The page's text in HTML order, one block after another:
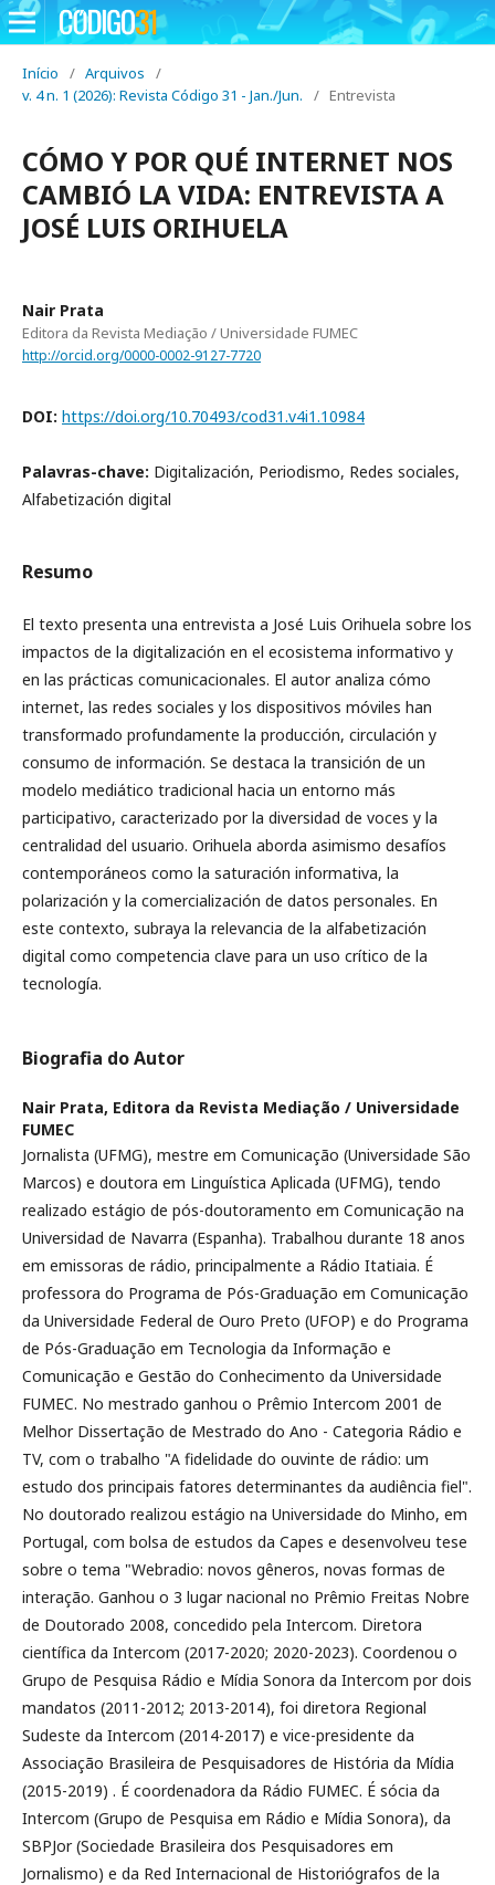
Início / Arquivos
/
v. 4 n. 1 (2026): Revista Código 31 - Jan./Jun.
/ Entrevista
CÓMO Y POR QUÉ INTERNET NOS
CAMBIÓ LA VIDA: ENTREVISTA A
JOSÉ LUIS ORIHUELA
Nair Prata
Editora da Revista Mediação / Universidade FUMEC
http://orcid.org/0000-0002-9127-7720
DOI: https://doi.org/10.70493/cod31.v4i1.10984
Palavras-chave: Digitalización, Periodismo, Redes sociales,
Alfabetización digital
Resumo
El texto presenta una entrevista a José Luis Orihuela sobre los
impactos de la digitalización en el ecosistema informativo y
en las prácticas comunicacionales. El autor analiza cómo
internet, las redes sociales y los dispositivos móviles han
transformado profundamente la producción, circulación y
consumo de información. Se destaca la transición de un
modelo mediático tradicional hacia un entorno más
participativo, caracterizado por la diversidad de voces y la
centralidad del usuario. Orihuela aborda asimismo desafíos
contemporáneos como la saturación informativa, la
polarización y la comercialización de datos personales. En
este contexto, subraya la relevancia de la alfabetización
digital como competencia clave para un uso crítico de la
tecnología.
Biografia do Autor
Nair Prata, Editora da Revista Mediação / Universidade
FUMEC
Jornalista (UFMG), mestre em Comunicação (Universidade São
Marcos) e doutora em Linguística Aplicada (UFMG), tendo
realizado estágio de pós-doutoramento em Comunicação na
Universidad de Navarra (Espanha). Trabalhou durante 18 anos
em emissoras de rádio, principalmente a Rádio Itatiaia. É
professora do Programa de Pós-Graduação em Comunicação
da Universidade Federal de Ouro Preto (UFOP) e do Programa
de Pós-Graduação em Tecnologia da Informação e
Comunicação e Gestão do Conhecimento da Universidade
FUMEC. No mestrado ganhou o Prêmio Intercom 2001 de
Melhor Dissertação de Mestrado do Ano - Categoria Rádio e
TV, com o trabalho "A fidelidade do ouvinte de rádio: um
estudo dos principais fatores determinantes da audiência fiel".
No doutorado realizou estágio na Universidade do Minho, em
Portugal, com bolsa de estudos da Capes e desenvolveu tese
sobre o tema "Webradio: novos gêneros, novas formas de
interação. Ganhou o 3 lugar nacional no Prêmio Freitas Nobre
de Doutorado 2008, concedido pela Intercom. Diretora
científica da Intercom (2017-2020; 2020-2023). Coordenou o
Grupo de Pesquisa Rádio e Mídia Sonora da Intercom por dois
mandatos (2011-2012; 2013-2014), foi diretora Regional
Sudeste da Intercom (2014-2017) e vice-presidente da
Associação Brasileira de Pesquisadores de História da Mídia
(2015-2019) . É coordenadora da Rádio FUMEC. É sócia da
Intercom (Grupo de Pesquisa em Rádio e Mídia Sonora), da
SBPJor (Sociedade Brasileira dos Pesquisadores em
Jornalismo) e da Red Internacional de Historiógrafos de la